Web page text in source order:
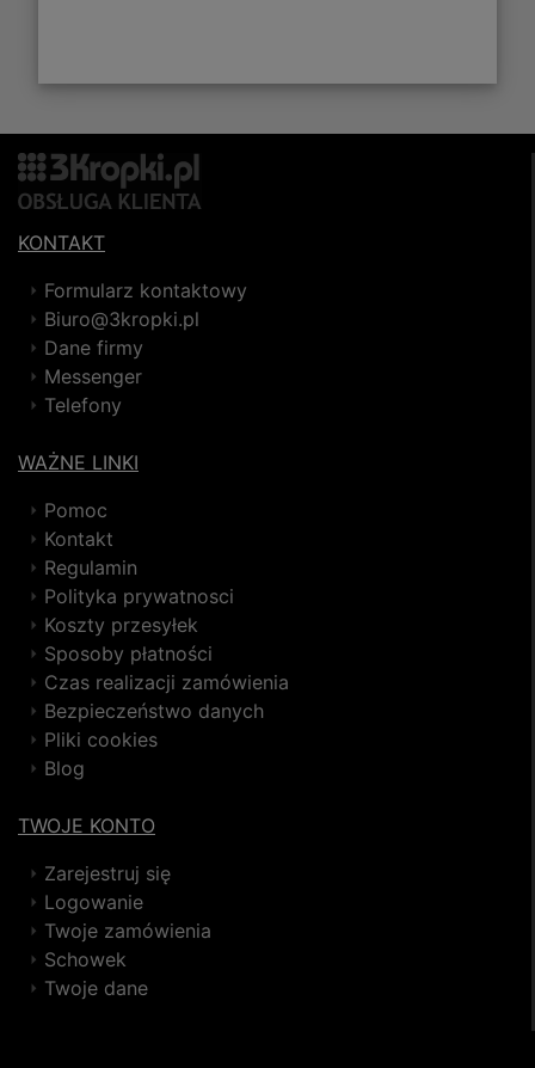
KONTAKT
Formularz kontaktowy
Biuro@3kropki.pl
Dane firmy
Messenger
Telefony
WAŻNE LINKI
Pomoc
Kontakt
Regulamin
Polityka prywatnosci
Koszty przesyłek
Sposoby płatności
Czas realizacji zamówienia
Bezpieczeństwo danych
Pliki cookies
Blog
TWOJE KONTO
Zarejestruj się
Logowanie
Twoje zamówienia
Schowek
Twoje dane